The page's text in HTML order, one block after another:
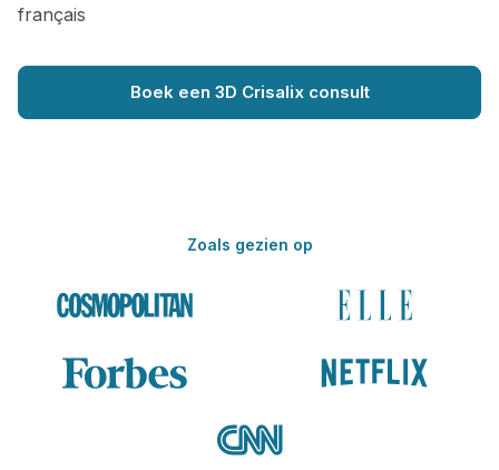
français
Boek een 3D Crisalix consult
Zoals gezien op